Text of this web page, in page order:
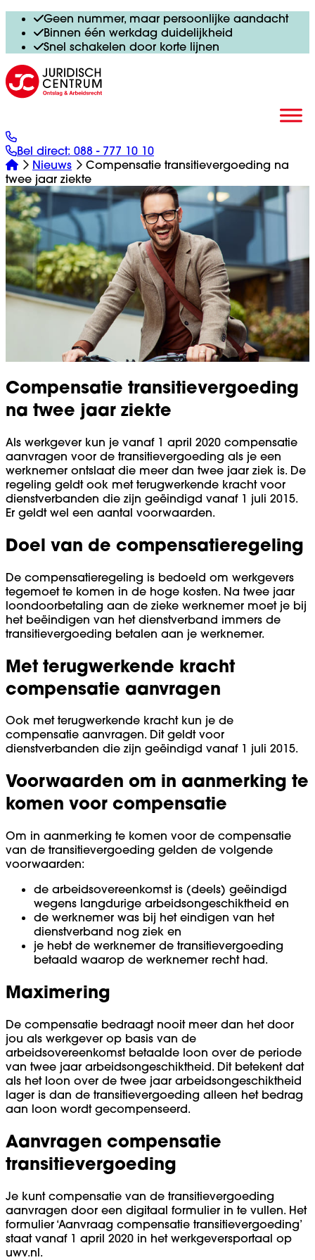
Geen nummer, maar persoonlijke aandacht
Binnen één werkdag duidelijkheid
Snel schakelen door korte lijnen
Bel direct: 088 - 777 10 10
Nieuws
Compensatie transitievergoeding na
twee jaar ziekte
Compensatie transitievergoeding
na twee jaar ziekte
Als werkgever kun je vanaf 1 april 2020 compensatie
aanvragen voor de transitievergoeding als je een
werknemer ontslaat die meer dan twee jaar ziek is. De
regeling geldt ook met terugwerkende kracht voor
dienstverbanden die zijn geëindigd vanaf 1 juli 2015.
Er geldt wel een aantal voorwaarden.
Doel van de compensatieregeling
De compensatieregeling is bedoeld om werkgevers
tegemoet te komen in de hoge kosten. Na twee jaar
loondoorbetaling aan de zieke werknemer moet je bij
het beëindigen van het dienstverband immers de
transitievergoeding betalen aan je werknemer.
Met terugwerkende kracht
compensatie aanvragen
Ook met terugwerkende kracht kun je de
compensatie aanvragen. Dit geldt voor
dienstverbanden die zijn geëindigd vanaf 1 juli 2015.
Voorwaarden om in aanmerking te
komen voor compensatie
Om in aanmerking te komen voor de compensatie
van de transitievergoeding gelden de volgende
voorwaarden:
de arbeidsovereenkomst is (deels) geëindigd
wegens langdurige arbeidsongeschiktheid en
de werknemer was bij het eindigen van het
dienstverband nog ziek en
je hebt de werknemer de transitievergoeding
betaald waarop de werknemer recht had.
Maximering
De compensatie bedraagt nooit meer dan het door
jou als werkgever op basis van de
arbeidsovereenkomst betaalde loon over de periode
van twee jaar arbeidsongeschiktheid. Dit betekent dat
als het loon over de twee jaar arbeidsongeschiktheid
lager is dan de transitievergoeding alleen het bedrag
aan loon wordt gecompenseerd.
Aanvragen compensatie
transitievergoeding
Je kunt compensatie van de transitievergoeding
aanvragen door een digitaal formulier in te vullen. Het
formulier ‘Aanvraag compensatie transitievergoeding’
staat vanaf 1 april 2020 in het werkgeversportaal op
uwv.nl.